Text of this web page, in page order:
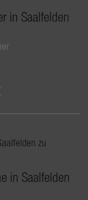
in Saalfelden
in Saalfelden